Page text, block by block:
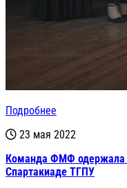
Подробнее
23 мая 2022
Команда ФМФ одержала
Спартакиаде ТГПУ